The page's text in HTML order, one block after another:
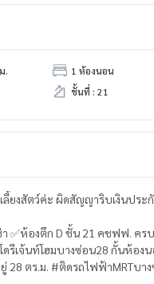
.
1 ห้องนอน
ชั้นที่ : 21
ยงสัตว์ค่ะ ผิดสัญญาริบเงินประ
✅ห้องตึก D ชั้น 21 คชฟฟ. คร
เป็นสัดส่วน พร้อมอยู่ 28 ตร.ม. #ติดรถไฟฟ้า